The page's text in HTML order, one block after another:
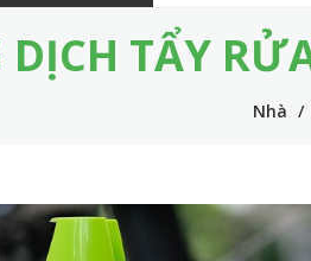
i
v
i
TẨY
Nhà